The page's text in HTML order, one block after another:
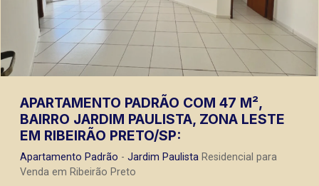
APARTAMENTO PADRÃO COM 47 M²,
BAIRRO JARDIM PAULISTA, ZONA LESTE
EM RIBEIRÃO PRETO/SP:
Apartamento Padrão - Jardim Paulista Residencial para
Venda em Ribeirão Preto